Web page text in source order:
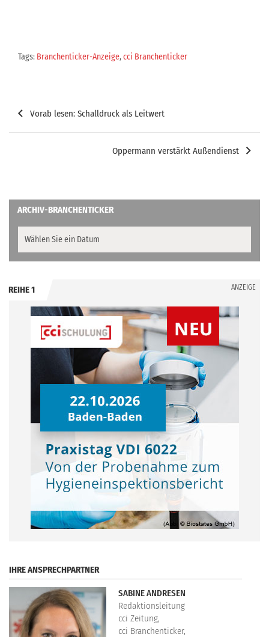
Tags: Branchenticker-Anzeige,cci Branchenticker
Beitragsnavigation
Vorab lesen: Schalldruck als Leitwert
Oppermann verstärkt Außendienst
ARCHIV-BRANCHENTICKER
REIHE 1 ANZEIGE
IHRE ANSPRECHPARTNER
SABINE ANDRESEN
Redaktionsleitung
cci Zeitung,
cci Branchenticker,